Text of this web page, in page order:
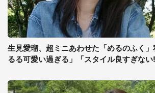
生見愛瑠、超ミニあわせた「めるのふく
るる可愛い過ぎる」「スタイル良すぎない